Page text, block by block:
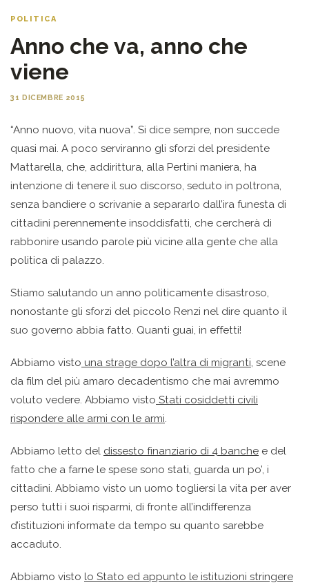
POLITICA
Anno che va, anno che
viene
31 DICEMBRE 2015
“Anno nuovo, vita nuova”. Si dice sempre, non succede
quasi mai. A poco serviranno gli sforzi del presidente
Mattarella, che, addirittura, alla Pertini maniera, ha
intenzione di tenere il suo discorso, seduto in poltrona,
senza bandiere o scrivanie a separarlo dall’ira funesta di
cittadini perennemente insoddisfatti, che cercherà di
rabbonire usando parole più vicine alla gente che alla
politica di palazzo.
Stiamo salutando un anno politicamente disastroso,
nonostante gli sforzi del piccolo Renzi nel dire quanto il
suo governo abbia fatto. Quanti guai, in effetti!
Abbiamo visto una strage dopo l’altra di migranti, scene
da film del più amaro decadentismo che mai avremmo
voluto vedere. Abbiamo visto Stati cosiddetti civili
rispondere alle armi con le armi.
Abbiamo letto del dissesto finanziario di 4 banche e del
fatto che a farne le spese sono stati, guarda un po’, i
cittadini. Abbiamo visto un uomo togliersi la vita per aver
perso tutti i suoi risparmi, di fronte all’indifferenza
d’istituzioni informate da tempo su quanto sarebbe
accaduto.
Abbiamo visto lo Stato ed appunto le istituzioni stringere